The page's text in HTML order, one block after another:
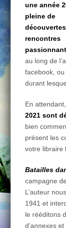
une année
pleine de
rencontres
au long de
facebook,
durant
En attendant,
2021 sont
bien
présent les
votre libraire
Batailles
campagne
L’auteur
1941 et
le rééditons
d’annexes